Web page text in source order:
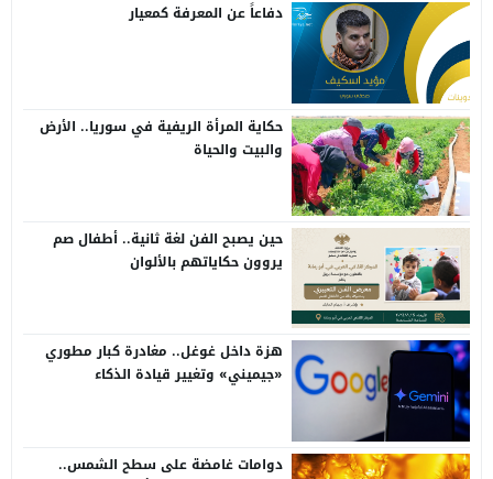
دفاعاً عن المعرفة كمعيار
حكاية المرأة الريفية في سوريا.. الأرض
والبيت والحياة
حين يصبح الفن لغة ثانية.. أطفال صم
يروون حكاياتهم بالألوان
هزة داخل غوغل.. مغادرة كبار مطوري
«جيميني» وتغيير قيادة الذكاء
دوامات غامضة على سطح الشمس..